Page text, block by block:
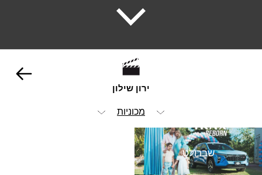
ירון שילון
מכוניות
הכל
ויז'ואל
שברולט